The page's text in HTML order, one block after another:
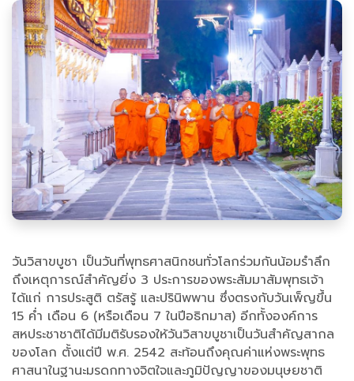
วันวิสาขบูชา เป็นวันที่พุทธศาสนิกชนทั่วโลกร่วมกันน้อมรำลึก
ถึงเหตุการณ์สำคัญยิ่ง 3 ประการของพระสัมมาสัมพุทธเจ้า
ได้แก่ การประสูติ ตรัสรู้ และปรินิพพาน ซึ่งตรงกับวันเพ็ญขึ้น
15 ค่ำ เดือน 6 (หรือเดือน 7 ในปีอธิกมาส) อีกทั้งองค์การ
สหประชาชาติได้มีมติรับรองให้วันวิสาขบูชาเป็นวันสำคัญสากล
ของโลก ตั้งแต่ปี พ.ศ. 2542 สะท้อนถึงคุณค่าแห่งพระพุทธ
ศาสนาในฐานะมรดกทางจิตใจและภูมิปัญญาของมนุษยชาติ